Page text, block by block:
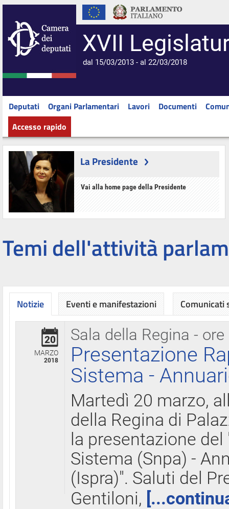
XVII
dal 15/03/2013 - al 22/03/2018
Deputati Organi Parlamentari Lavori Documenti
Accesso rapido
La Presidente
Vai alla home page della Presidente
Temi dell'attività
Notizie
Sala della Regina - ore
20
MARZO
2018
Presentazione
Sistema -
Martedì 20 marzo,
della Regina di
la presentazione
Sistema (Snpa) -
(Ispra)". Saluti del
Gentiloni,
Eventi e manifestazioni Comunicati